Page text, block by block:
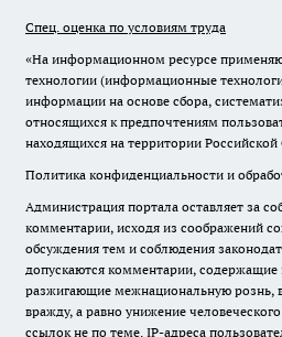
Спец. оценка по условиям труда
«На информационном ресурсе
технологии (информационные
информации на основе сбора,
относящихся к предпочтениям
находящихся на территории
Политика конфиденциальности и
Администрация портала оставляет за
комментарии, исходя из соображений
обсуждения тем и соблюдения
допускаются комментарии, содержащие
разжигающие межнациональную рознь,
вражду, а равно унижение
ссылок не по теме. IP-адреса